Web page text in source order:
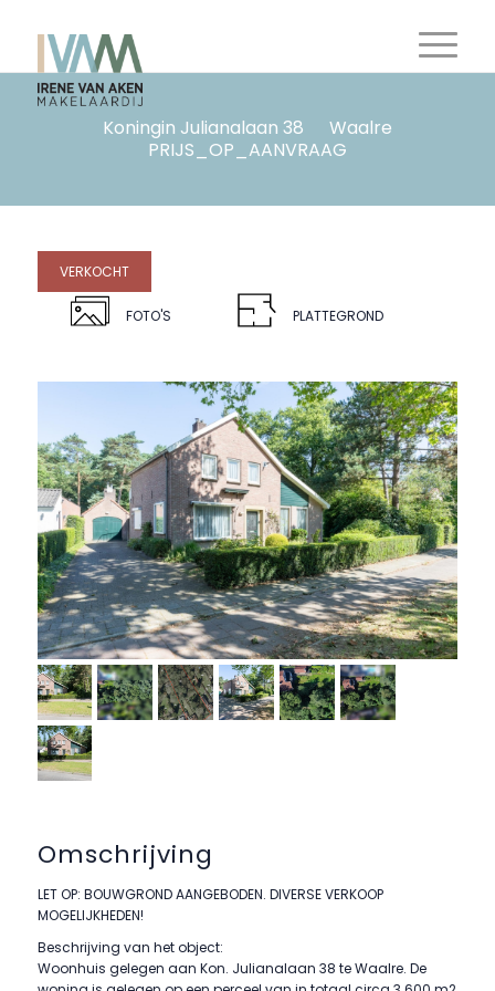
Koningin Julianalaan 38
Waalre
PRIJS_OP_AANVRAAG
VERKOCHT
FOTO'S PLATTEGROND
Omschrijving
LET OP: BOUWGROND AANGEBODEN. DIVERSE VERKOOP
MOGELIJKHEDEN!
Beschrijving van het object:
Woonhuis gelegen aan Kon. Julianalaan 38 te Waalre. De